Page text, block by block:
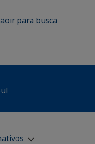
ir para busca